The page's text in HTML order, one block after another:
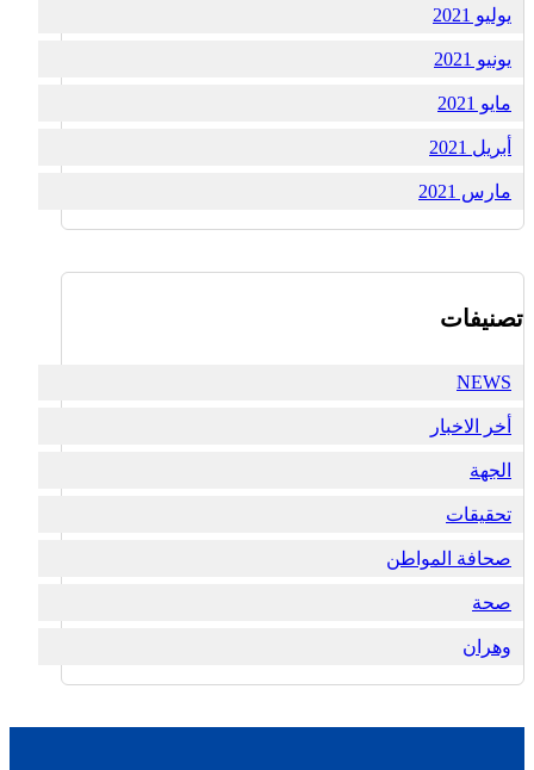
يوليو 2021
يونيو 2021
مايو 2021
أبريل 2021
مارس 2021
تصنيفات
NEWS
أخر الاخبار
الجهة
تحقيقات
صحافة المواطن
صحة
وهران